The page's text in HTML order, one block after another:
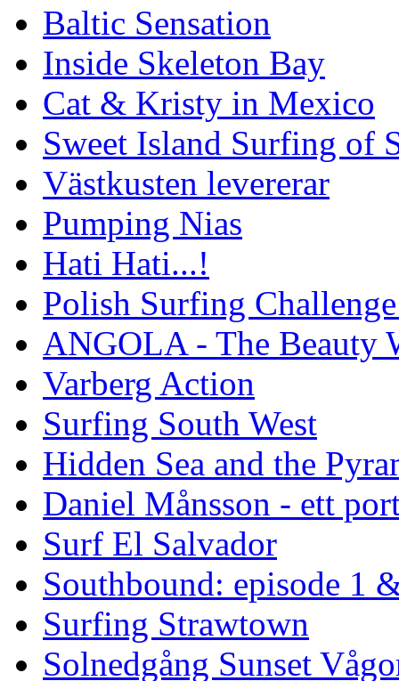
Baltic Sensation
Inside Skeleton Bay
Cat & Kristy in Mexico
Sweet Island Surfing of
Västkusten levererar
Pumping Nias
Hati Hati...!
Polish Surfing
ANGOLA - The Beauty
Varberg Action
Surfing South West
Hidden Sea and the
Daniel Månsson - ett
Surf El Salvador
Southbound: episode 1
Surfing Strawtown
Solnedgång Sunset